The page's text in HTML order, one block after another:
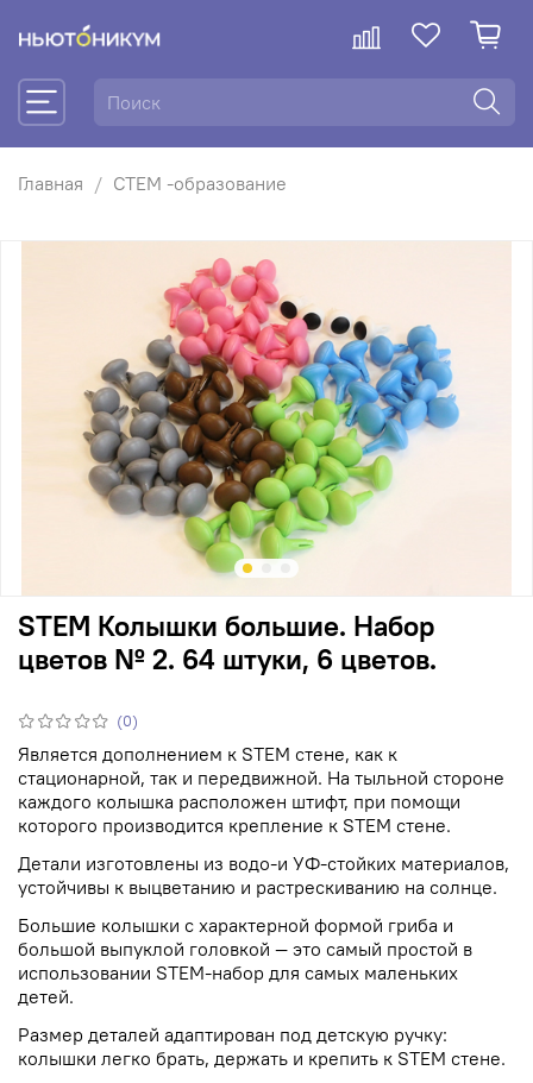
Главная СТЕМ -образование
(0)
STEM Колышки большие. Набор
цветов № 2. 64 штуки, 6 цветов.
Является дополнением к STEM стене, как к
стационарной, так и передвижной. На тыльной стороне
каждого колышка расположен штифт, при помощи
которого производится крепление к STEM стене.
Детали изготовлены из водо-и УФ-стойких материалов,
устойчивы к выцветанию и растрескиванию на солнце.
Большие колышки с характерной формой гриба и
большой выпуклой головкой — это самый простой в
использовании STEM-набор для самых маленьких
детей.
Размер деталей адаптирован под детскую ручку:
колышки легко брать, держать и крепить к STEM стене.